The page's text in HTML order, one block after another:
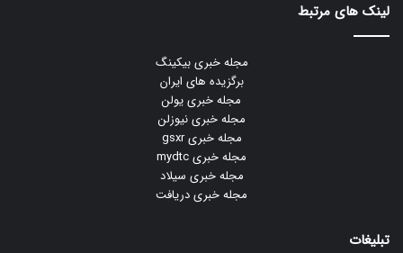
لینک های مرتبط
مجله خبری بیکینگ
برگزیده های ایران
مجله خبری یولن
مجله خبری نیوزلن
مجله خبری gsxr
مجله خبری mydtc
مجله خبری سیلاد
مجله خبری دریافت
تبلیغات